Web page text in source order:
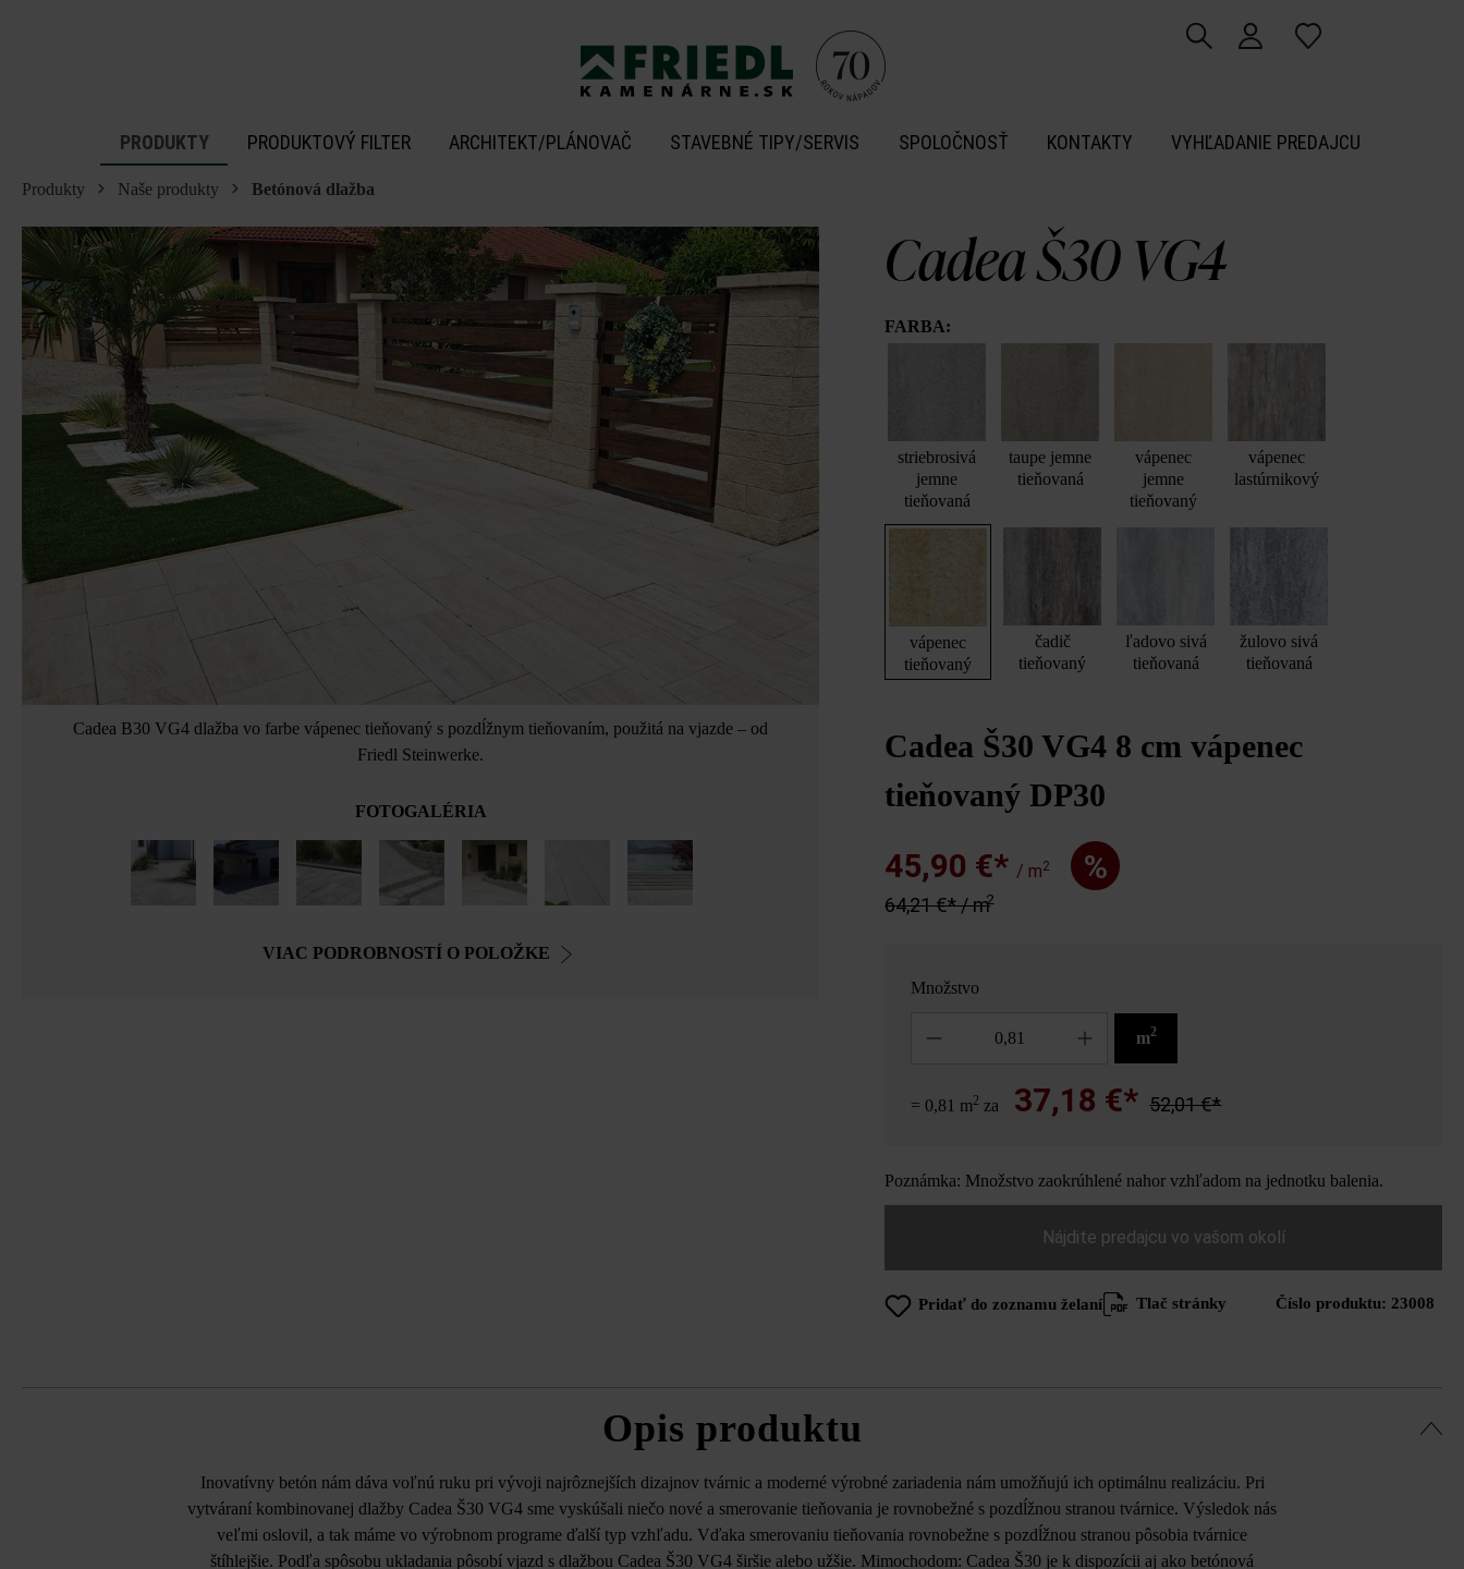
PRODUKTY PRODUKTOVÝ FILTER ARCHITEKT/PLÁNOVAČ STAVEBNÉ TIPY/SERVIS SPOLOČNOSŤ KONTAKTY VYHĽADANIE PREDAJCU
Produkty Naše produkty Betónová dlažba
Cadea B30 VG4 dlažba vo farbe vápenec tieňovaný s pozdĺžnym tieňovaním, použitá na vjazde – od
Friedl Steinwerke.
FOTOGALÉRIA
VIAC PODROBNOSTÍ O POLOŽKE
Cadea Š30 VG4
FARBA:
striebrosivá
jemne
tieňovaná
taupe jemne
tieňovaná
vápenec
jemne
tieňovaný
vápenec
lastúrnikový
vápenec
tieňovaný
čadič
tieňovaný
ľadovo sivá
tieňovaná
žulovo sivá
tieňovaná
Cadea Š30 VG4 8 cm vápenec
tieňovaný DP30
45,90 €* / m2 %
64,21 €* / m2
Množstvo
m2
= 0,81 m2 za 37,18 €* 52,01 €*
Poznámka: Množstvo zaokrúhlené nahor vzhľadom na jednotku balenia.
Nájdite predajcu vo vašom okolí
Pridať do zoznamu želaní Tlač stránky Číslo produktu: 23008
Opis produktu
Inovatívny betón nám dáva voľnú ruku pri vývoji najrôznejších dizajnov tvárnic a moderné výrobné zariadenia nám umožňujú ich optimálnu realizáciu. Pri
vytváraní kombinovanej dlažby Cadea Š30 VG4 sme vyskúšali niečo nové a smerovanie tieňovania je rovnobežné s pozdĺžnou stranou tvárnice. Výsledok nás
veľmi oslovil, a tak máme vo výrobnom programe ďalší typ vzhľadu. Vďaka smerovaniu tieňovania rovnobežne s pozdĺžnou stranou pôsobia tvárnice
štíhlejšie. Podľa spôsobu ukladania pôsobí vjazd s dlažbou Cadea Š30 VG4 širšie alebo užšie. Mimochodom: Cadea Š30 je k dispozícii aj ako betónová